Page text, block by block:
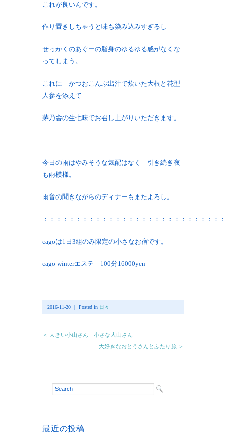
これが良いんです。
作り置きしちゃうと味も染み込みすぎるし
せっかくのあぐーの脂身のゆるゆる感がなくな
ってしまう。
これに かつおこんぶ出汁で炊いた大根と花型
人参を添えて
茅乃舎の生七味でお召し上がりいただきます。
今日の雨はやみそうな気配はなく 引き続き夜
も雨模様。
雨音の聞きながらのディナーもまたよろし。
：：：：：：：：：：：：：：：：：：：：：：：：：：：
cagoは1日3組のみ限定の小さなお宿です。
cago winterエステ 100分16000yen
2016-11-20 ｜ Posted in 日々
＜ 大きい小山さん 小さな大山さん
大好きなおとうさんとふたり旅 ＞
最近の投稿